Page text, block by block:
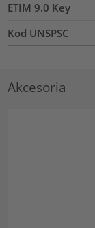
ETIM 9.0 Key
Kod UNSPSC
Akcesoria